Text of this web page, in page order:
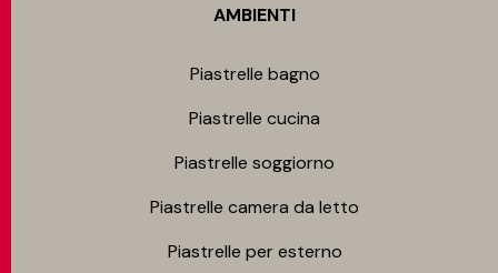
AMBIENTI
Piastrelle bagno
Piastrelle cucina
Piastrelle soggiorno
Piastrelle camera da letto
Piastrelle per esterno